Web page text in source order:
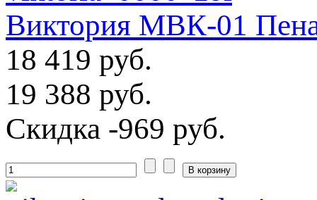
Виктория МВК-01
18 419 руб.
19 388 руб.
Скидка -969 руб.